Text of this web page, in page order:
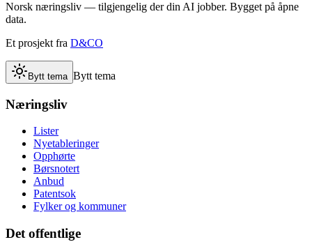
Norsk næringsliv — tilgjengelig der din AI jobber. Bygget på åpne
data.
Et prosjekt fra D&CO
Bytt tema Bytt tema
Næringsliv
Lister
Nyetableringer
Opphørte
Børsnotert
Anbud
Patentsok
Fylker og kommuner
Det offentlige